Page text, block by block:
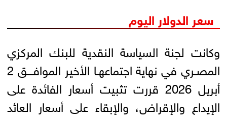
سعر الدولار اليوم
وكانت لجنة السياسة النقدية للبنك المركزي
المصـري في نهاية اجتماعهـا الأخير الموافـــق 2
أبريل 2026 قررت تثبيت أسعار الفائدة على
الإيداع والإقراض، والإبقاء على أسعار العائد